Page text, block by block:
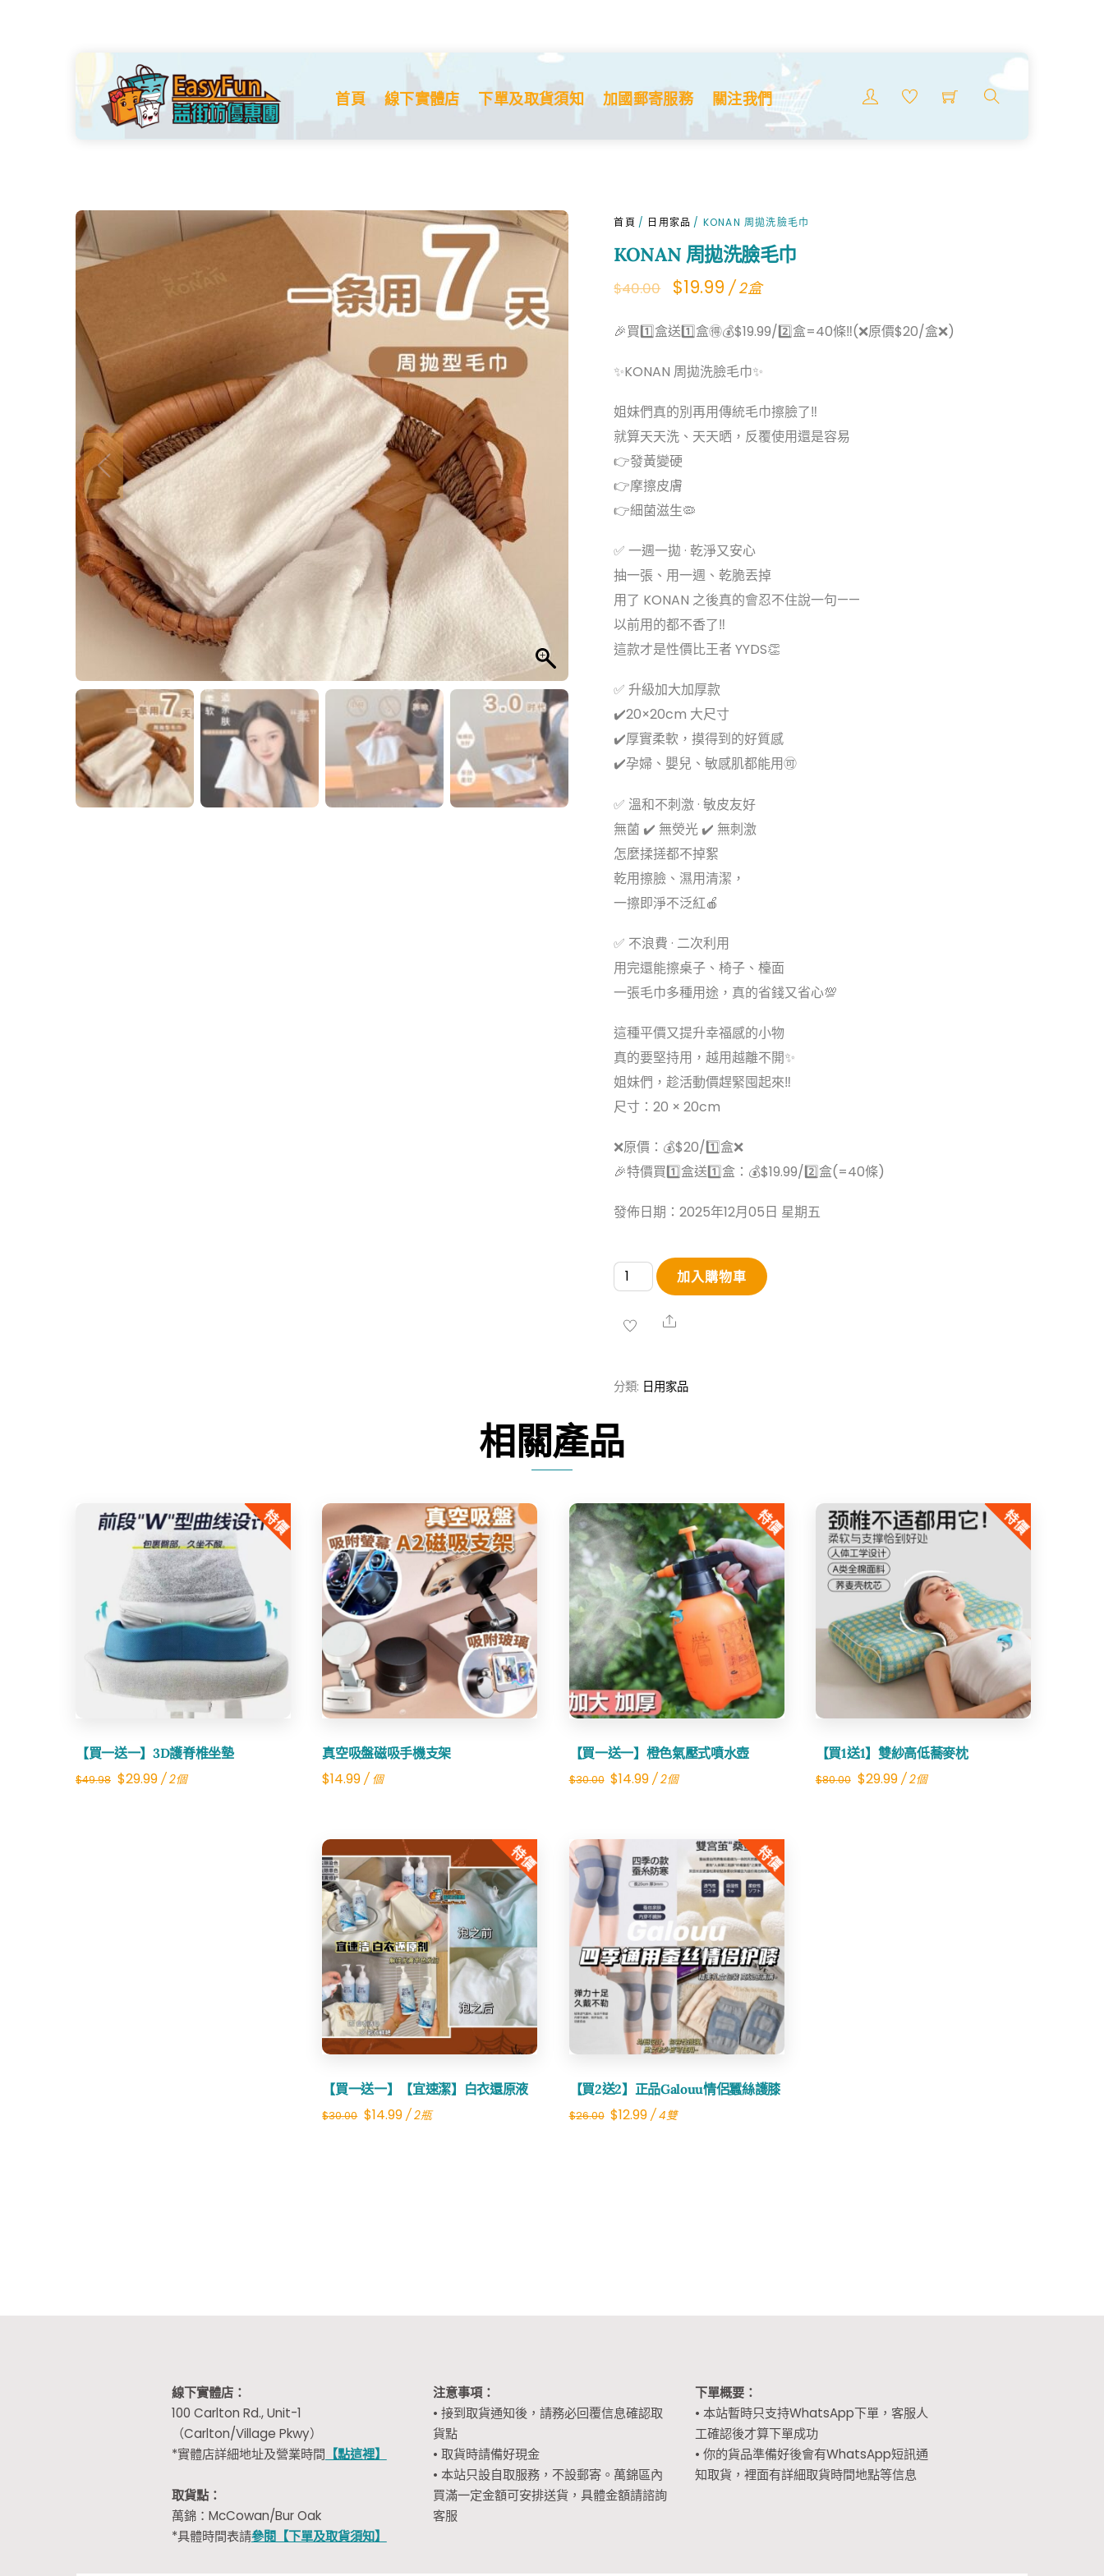
Menu
索
首頁 線下實體店 下單及取貨須知 加國郵寄服務 關注我們
首頁 / 日用家品 / KONAN 周拋洗臉毛巾
KONAN 周拋洗臉毛巾
$40.00
Original
was:
$40.00.
$19.99Current
is:
$19.99.
/ 2盒
🎉買1️⃣盒送1️⃣盒🉐💰$19.99/2️⃣盒=40條‼️(❌原價$20/盒❌)
✨KONAN 周拋洗臉毛巾✨
姐妹們真的別再用傳統毛巾擦臉了‼️
就算天天洗、天天晒，反覆使用還是容易
👉發黃變硬
👉摩擦皮膚
👉細菌滋生🦠
✅ 一週一拋 · 乾淨又安心
抽一張、用一週、乾脆丟掉
用了 KONAN 之後真的會忍不住說一句——
以前用的都不香了‼️
這款才是性價比王者 YYDS👏
✅ 升級加大加厚款
✔️20×20cm 大尺寸
✔️厚實柔軟，摸得到的好質感
✔️孕婦、嬰兒、敏感肌都能用🉑️
✅ 溫和不刺激 · 敏皮友好
無菌 ✔️ 無熒光 ✔️ 無刺激
怎麼揉搓都不掉絮
乾用擦臉、濕用清潔，
一擦即淨不泛紅🍎
✅ 不浪費 · 二次利用
用完還能擦桌子、椅子、檯面
一張毛巾多種用途，真的省錢又省心💯
這種平價又提升幸福感的小物
真的要堅持用，越用越離不開✨
姐妹們，趁活動價趕緊囤起來‼️
尺寸：20 × 20cm
❌原價：💰$20/1️⃣盒❌
🎉特價買1️⃣盒送1️⃣盒：💰$19.99/2️⃣盒(=40條)
發佈日期：2025年12月05日 星期五
KONAN
周
拋
毛
巾
數
加入購物車
Share
分類: 日用家品
相關產品
特價
【買一送一】3D護脊椎坐墊
$49.98 Original
$29.99Current
/ 2個
Share
真空吸盤磁吸手機支架
$14.99 / 個
Share
特價
【買一送一】橙色氣壓式噴水壺
$30.00 Original
$30.00.
$14.99Current
$14.99.
/ 2個
Share
特價
【買1送1】雙紗高低蕎麥枕
$80.00 Original
$29.99Current
/ 2個
Share
特價
【買一送一】【宜速潔】白衣還原液
$30.00 Original
$14.99Current
/ 2瓶
Share
特價
【買2送2】正品Galouu情侶蠶絲護膝
$26.00 Original
$12.99Current
/ 4雙
Share
線下實體店：
100 Carlton Rd., Unit-1
（Carlton/Village Pkwy）
*實體店詳細地址及營業時間 【點這裡】
取貨點：
萬錦：McCowan/Bur Oak
*具體時間表請參閱【下單及取貨須知】
注意事項：
• 接到取貨通知後，請務必回覆信息確認取
貨點
• 取貨時請備好現金
• 本站只設自取服務，不設郵寄。萬錦區內
買滿一定金額可安排送貨，具體金額請諮詢
客服
下單概要：
• 本站暫時只支持WhatsApp下單，客服人
工確認後才算下單成功
• 你的貨品準備好後會有WhatsApp短訊通
知取貨，裡面有詳細取貨時間地點等信息